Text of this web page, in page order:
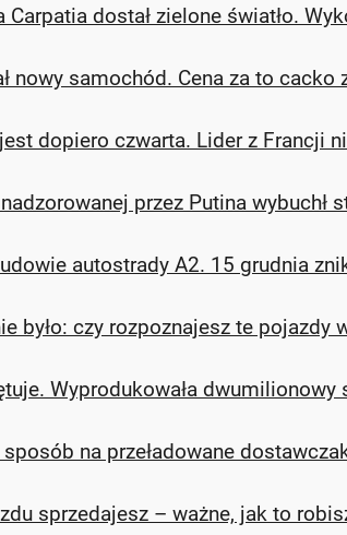
dostał zielone światło.
nowy samochód. Cena za to cacko
dopiero czwarta. Lider z Francji
przez Putina wybuchł
autostrady A2. 15 grudnia
było: czy rozpoznajesz te pojazdy
Wyprodukowała dwumilionowy
na przeładowane
sprzedajesz – ważne, jak to